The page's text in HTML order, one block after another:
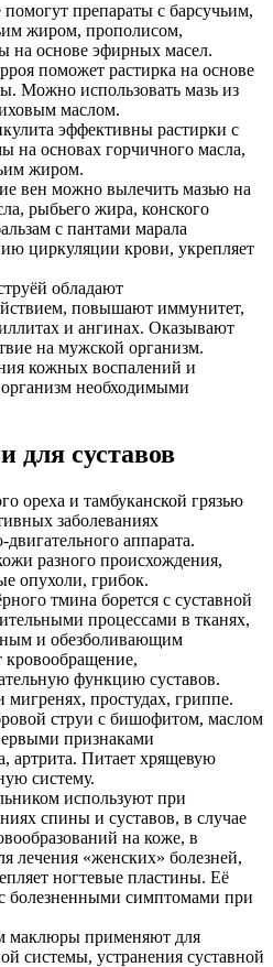
препараты с барсучьим,
жиром, прополисом,
на основе эфирных масел.
поможет растирка на основе
Можно использовать мазь из
маслом.
эффективны растирки с
на основах горчичного масла,
жиром.
вен можно вылечить мазью на
рыбьего жира, конского
с пантами марала
циркуляции крови, укрепляет
обладают
повышают иммунитет,
и ангинах. Оказывают
на мужской организм.
кожных воспалений и
необходимыми
для суставов
ореха и тамбуканской грязью
заболеваниях
аппарата.
разного происхождения,
опухоли, грибок.
тмина борется с суставной
процессами в тканях,
и обезболивающим
кровообращение,
функцию суставов.
простудах, гриппе.
струи с бишофитом, маслом
признаками
артрита. Питает хрящевую
систему.
используют при
спины и суставов, в случае
на коже, в
лечения «женских» болезней,
ногтевые пластины. Её
болезненными симптомами при
маклюры применяют для
системы, устранения суставной